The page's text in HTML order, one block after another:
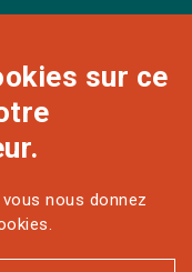
sur ce
nous donnez